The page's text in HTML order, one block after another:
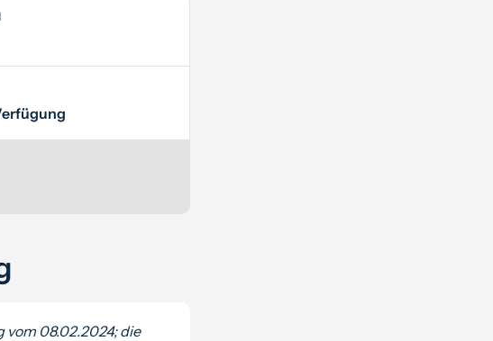
vom 08.02.2024; die